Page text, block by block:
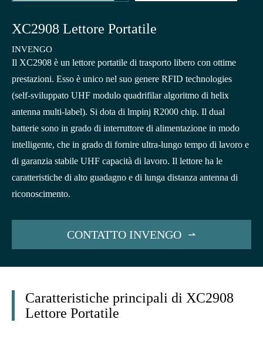
XC2908 Lettore Portatile
INVENGO
Il XC2908 è un lettore portatile di trasporto libero con ottime
prestazioni. Esso è unico nel suo genere RFID technologies
(self-sviluppato UHF modulo quadrifilar algoritmo di helix
antenna multi-label). Si dota di lmpinj R2000 chip. Il dual
batterie sono in grado di interruttore di alimentazione in modo
intelligente, che in grado di fornire ultra-lungo tempo di lavoro e
di garanzia stabile UHF capacità di lavoro. Il lettore ha le
caratteristiche di alto guadagno e di lunga distanza antenna di
riconoscimento.
CONTATTO INVENGO 
Caratteristiche principali di XC2908
Lettore Portatile